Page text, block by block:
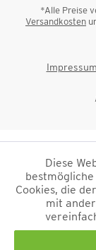
*Alle Preise
Versandkosten
Impressum
Diese
Cookies, die
mit